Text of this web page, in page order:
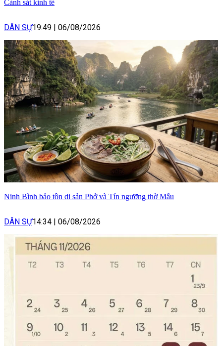
Cảnh sát kinh tế
DÂN SỰ19:49 06/08/2026
Ninh Bình bảo tồn di sản Phở và Tín ngưỡng thờ Mẫu
DÂN SỰ14:34 06/08/2026